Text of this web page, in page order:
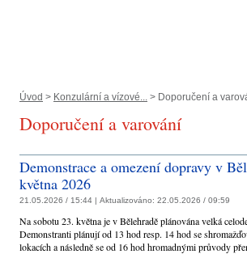
Úvod > Konzulární a vízové... > Doporučení a
Doporučení a varování
Demonstrace a omezení dopravy v
května 2026
21.05.2026 / 15:44 | Aktualizováno: 22.05.2026 / 09:59
Na sobotu 23. května je v Bělehradě plánována velká
Demonstranti plánují od 13 hod resp. 14 hod se
lokacích a následně se od 16 hod hromadnými průvody